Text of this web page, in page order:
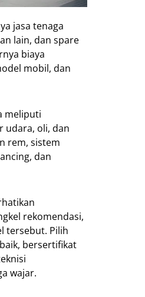
jasa tenaga
lain, dan spare
biaya
mobil, dan
meliputi
udara, oli, dan
rem, sistem
dan
rekomendasi,
tersebut. Pilih
bersertifikat
wajar.